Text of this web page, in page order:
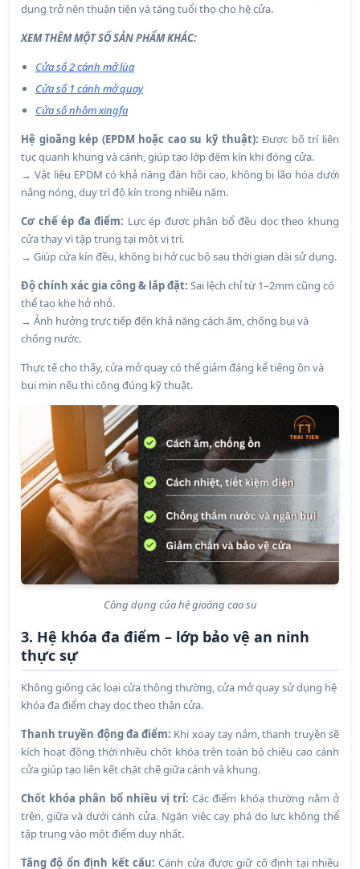
dụng trở nên thuận tiện và tăng tuổi thọ cho hệ cửa.
XEM THÊM MỘT SỐ SẢN PHẨM KHÁC:
Cửa sổ 2 cánh mở lùa
Cửa sổ 1 cánh mở quay
Cửa sổ nhôm xingfa
Hệ gioăng kép (EPDM hoặc cao su kỹ thuật):Được bố trí liên
tục quanh khung và cánh, giúp tạo lớp đệm kín khi đóng cửa.
→ Vật liệu EPDM có khả năng đàn hồi cao, không bị lão hóa dưới
nắng nóng, duy trì độ kín trong nhiều năm.
Cơ chế ép đa điểm: Lực ép được phân bổ đều dọc theo khung
cửa thay vì tập trung tại một vị trí.
→ Giúp cửa kín đều, không bị hở cục bộ sau thời gian dài sử dụng.
Độ chính xác gia công & lắp đặt: Sai lệch chỉ từ 1–2mm cũng có
thể tạo khe hở nhỏ.
→ Ảnh hưởng trực tiếp đến khả năng cách âm, chống bụi và
chống nước.
Thực tế cho thấy, cửa mở quay có thể giảm đáng kể tiếng ồn và
bụi mịn nếu thi công đúng kỹ thuật.
Công dụng của hệ gioăng cao su
3. Hệ khóa đa điểm – lớp bảo vệ an ninh
thực sự
Không giống các loại cửa thông thường, cửa mở quay sử dụng hệ
khóa đa điểm chạy dọc theo thân cửa.
Thanh truyền động đa điểm: Khi xoay tay nắm, thanh truyền sẽ
kích hoạt đồng thời nhiều chốt khóa trên toàn bộ chiều cao cánh
cửa giúp tạo liên kết chặt chẽ giữa cánh và khung.
Chốt khóa phân bổ nhiều vị trí:Các điểm khóa thường nằm ở
trên, giữa và dưới cánh cửa. Ngăn việc cạy phá do lực không thể
tập trung vào một điểm duy nhất.
Tăng độ ổn định kết cấu:Cánh cửa được giữ cố định tại nhiều